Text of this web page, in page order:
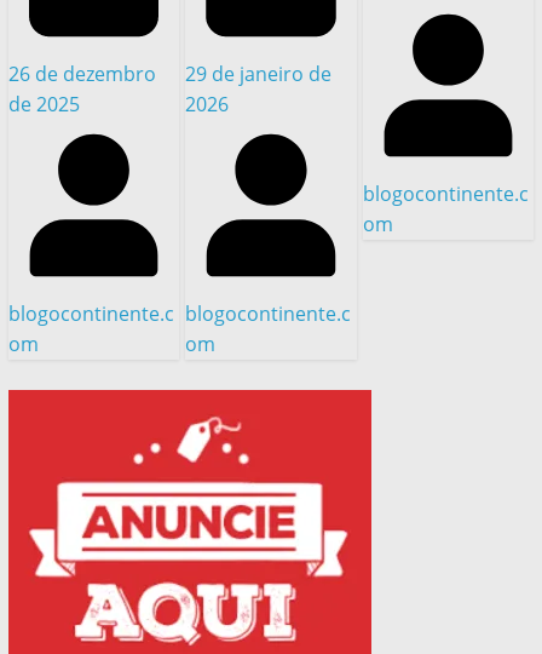
26 de dezembro
de 2025
blogocontinente.c
om
29 de janeiro de
2026
blogocontinente.c
om
blogocontinente.c
om